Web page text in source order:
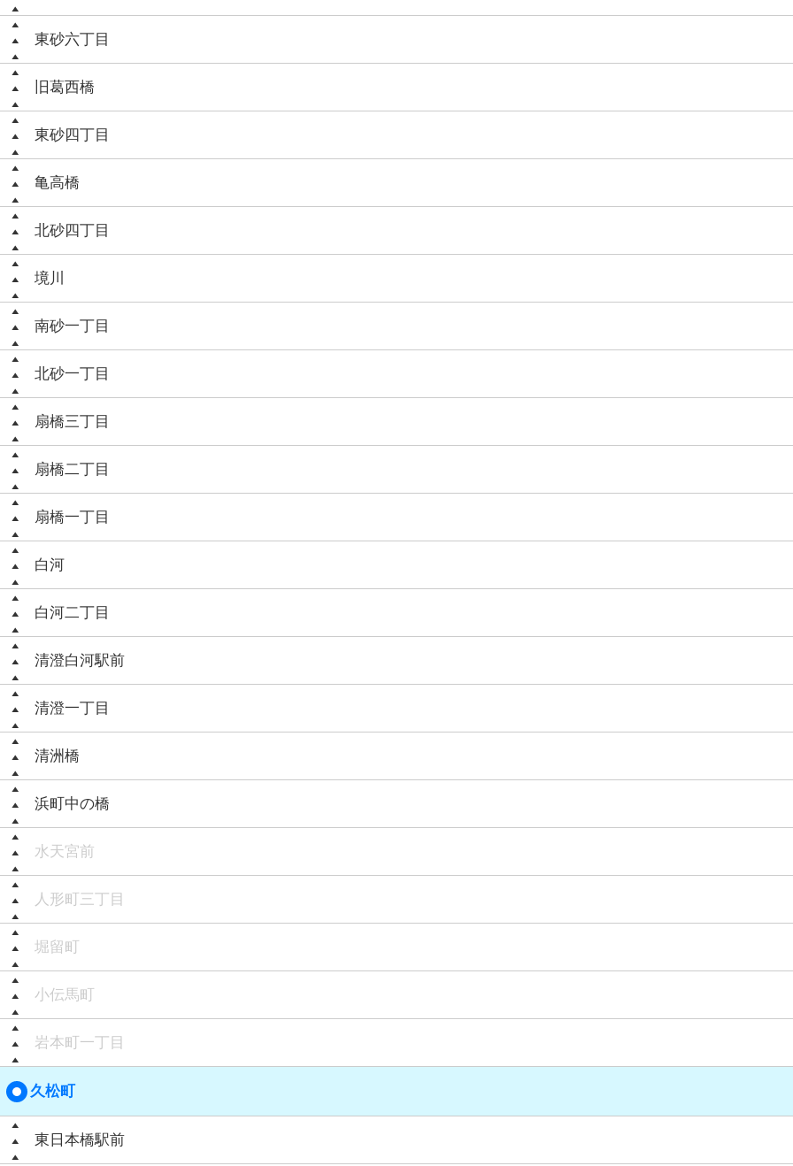
東砂六丁目
旧葛西橋
東砂四丁目
亀高橋
北砂四丁目
境川
南砂一丁目
北砂一丁目
扇橋三丁目
扇橋二丁目
扇橋一丁目
白河
白河二丁目
清澄白河駅前
清澄一丁目
清洲橋
浜町中の橋
水天宮前
人形町三丁目
堀留町
小伝馬町
岩本町一丁目
久松町
東日本橋駅前